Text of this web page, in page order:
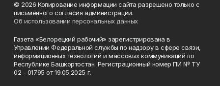
© 2026 Копирование информации сайта разрешено только с
письменного согласия администрации.
Об использовании персональных данных
Газета «Белорецкий рабочий» зарегистрирована в
Управлении Федеральной службы по надзору в сфере связи,
информационных технологий и массовых коммуникаций по
Республике Башкортостан. Регистрационный номер ПИ № ТУ
02 - 01795 от 19.05.2025 г.